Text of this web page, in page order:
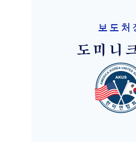
보도처
도미니